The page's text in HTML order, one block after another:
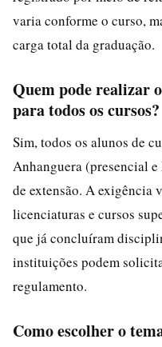
varia conforme o curso,
carga total da graduação.
Quem pode realizar
para todos os cursos?
Sim, todos os alunos de
Anhanguera (presencial
de extensão. A exigência
licenciaturas e cursos
que já concluíram
instituições podem
regulamento.
Como escolher o